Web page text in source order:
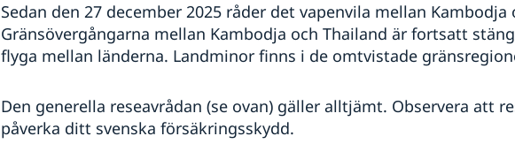
Sedan den 27 december 2025 råder det vapenvila mellan Kambodja
Gränsövergångarna mellan Kambodja och Thailand är fortsatt
flyga mellan länderna. Landminor finns i de omtvistade
Den generella reseavrådan (se ovan) gäller alltjämt. Observera att
påverka ditt svenska försäkringsskydd.